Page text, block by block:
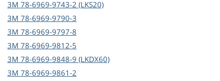
3M 78-6969-9743-2 (LKS20)
3M 78-6969-9790-3
3M 78-6969-9797-8
3M 78-6969-9812-5
3M 78-6969-9848-9 (LKDX60)
3M 78-6969-9861-2